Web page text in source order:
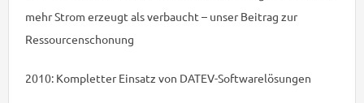
mehr Strom erzeugt als verbaucht – unser Beitrag zur
Ressourcenschonung
2010: Kompletter Einsatz von DATEV-Softwarelösungen